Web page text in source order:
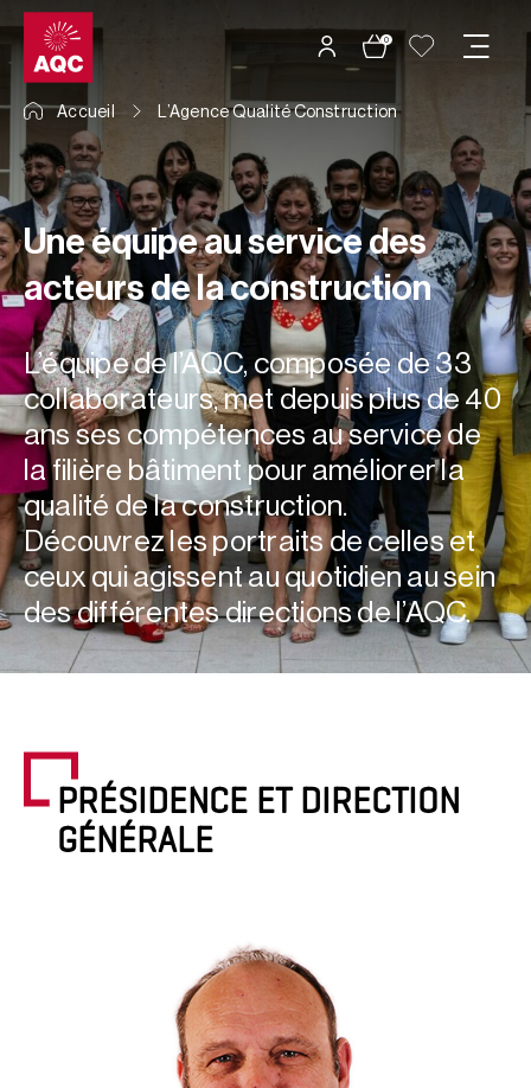
Panneau de gestion des cookies
0
Accueil L’Agence Qualité Construction
Une équipe au service des
acteurs de la construction
L’équipe de l’AQC, composéede33
collaborateurs, met depuis plus de 40
ansses compétences au service de
la filière bâtiment pour améliorer la
qualité de la construction.
Découvrez les portraits de celles et
ceux qui agissent au quotidien au sein
des différentes directions de l’AQC.
PRÉSIDENCE ET DIRECTION
GÉNÉRALE